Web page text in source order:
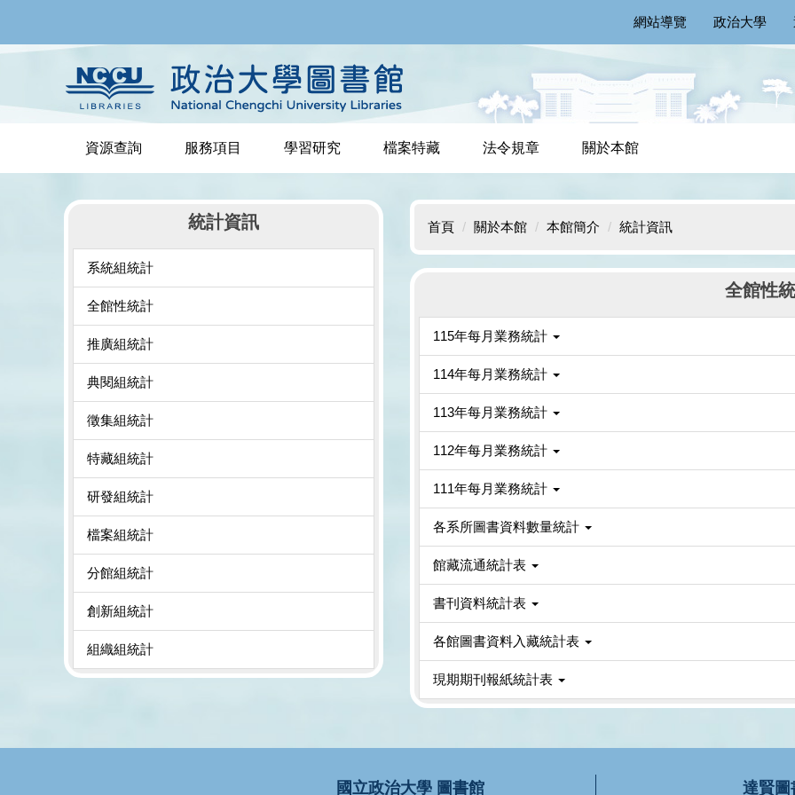
主
容
網站導覽 政治大學
資源查詢 服務項目 學習研究 檔案特藏 法令規章 關於本館
統計資訊
系統組統計
全館性統計
推廣組統計
典閱組統計
徵集組統計
特藏組統計
研發組統計
檔案組統計
分館組統計
創新組統計
組織組統計
首頁 關於本館 本館簡介 統計資訊
全館性
115年每月業務統計
114年每月業務統計
113年每月業務統計
112年每月業務統計
111年每月業務統計
各系所圖書資料數量統計
館藏流通統計表
書刊資料統計表
各館圖書資料入藏統計表
現期期刊報紙統計表
國立政治大學 圖書館 達賢圖